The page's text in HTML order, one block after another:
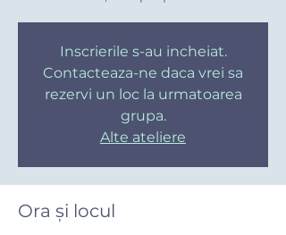
Inscrierile s-au incheiat.
Contacteaza-ne daca vrei sa
rezervi un loc la urmatoarea
grupa.
Alte ateliere
Ora și locul